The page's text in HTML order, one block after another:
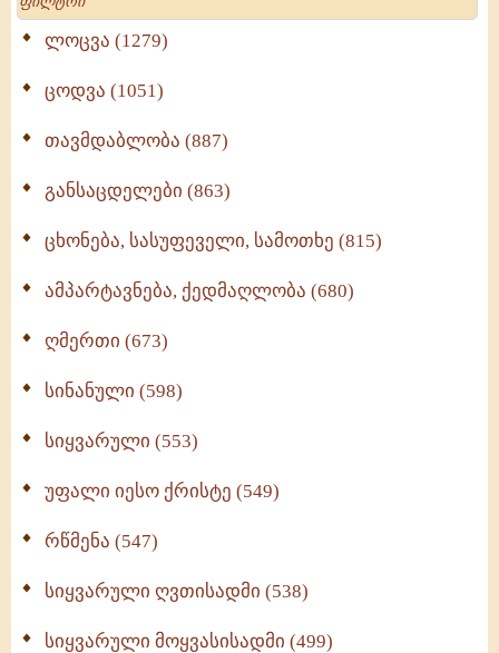
ლოცვა (1279)
ცოდვა (1051)
თავმდაბლობა (887)
განსაცდელები (863)
ცხონება, სასუფეველი, სამოთხე (815)
ამპარტავნება, ქედმაღლობა (680)
ღმერთი (673)
სინანული (598)
სიყვარული (553)
უფალი იესო ქრისტე (549)
რწმენა (547)
სიყვარული ღვთისადმი (538)
სიყვარული მოყვასისადმი (499)